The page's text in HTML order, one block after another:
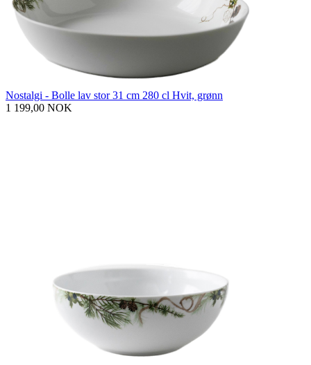
Nostalgi - Bolle lav stor 31 cm 280 cl Hvit, grønn
1 199,00 NOK